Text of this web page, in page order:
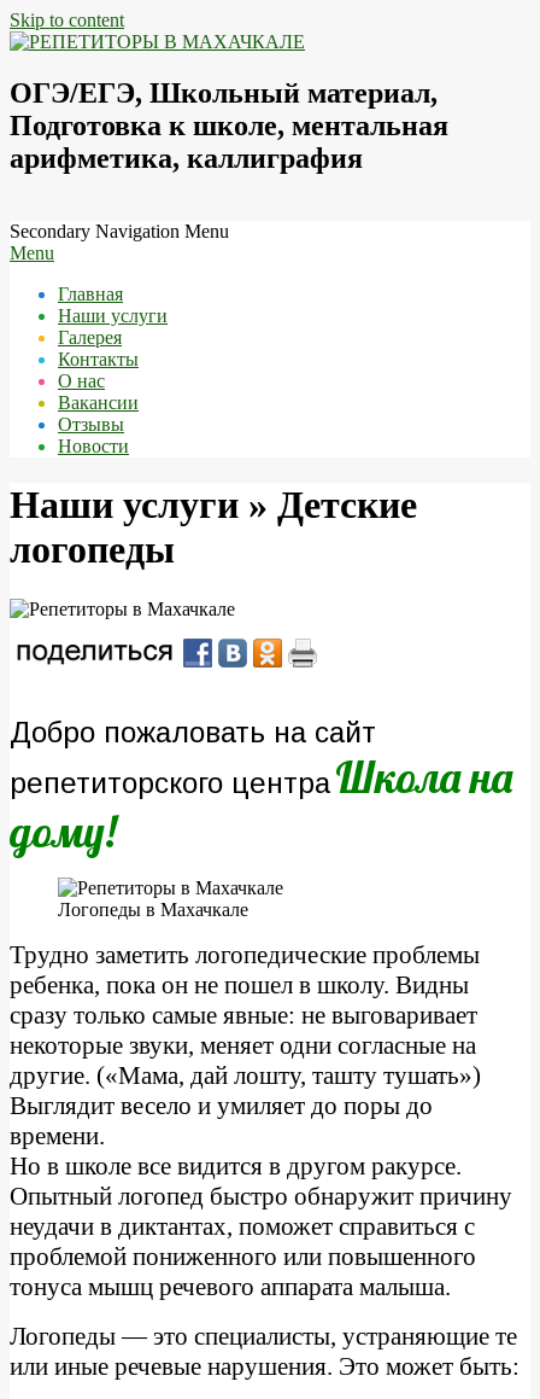
Skip to content
ЦЕНТР
"ШКОЛА
НА
ДОМУ"
ОГЭ/ЕГЭ, Школьный материал,
Подготовка к школе, ментальная
арифметика, каллиграфия
Secondary Navigation Menu
Menu
Главная
Наши услуги
Галерея
Контакты
О нас
Вакансии
Отзывы
Новости
Наши услуги » Детские
логопеды
Добро пожаловать на сайт
репетиторского центраШкола на
дому!
Логопеды в Махачкале
Трудно заметить логопедические проблемы
ребенка, пока он не пошел в школу. Видны
сразу только самые явные: не выговаривает
некоторые звуки, меняет одни согласные на
другие. («Мама, дай лошту, ташту тушать»)
Выглядит весело и умиляет до поры до
времени.
Но в школе все видится в другом ракурсе.
Опытный логопед быстро обнаружит причину
неудачи в диктантах, поможет справиться с
проблемой пониженного или повышенного
тонуса мышц речевого аппарата малыша.
Логопеды — это специалисты, устраняющие те
или иные речевые нарушения. Это может быть: